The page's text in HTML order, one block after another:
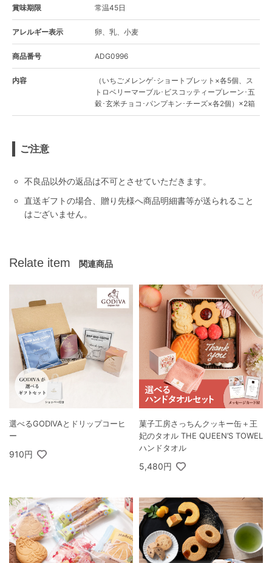
賞味期限 常温45日
アレルギー表示 卵、乳、小麦
商品番号 ADG0996
内容
（いちごメレンゲ･ショートブレット×各5個、ス
トロベリーマーブル･ビスコッティープレーン･五
穀･玄米チョコ･パンプキン･チーズ×各2個）×2箱
ご注意
不良品以外の返品は不可とさせていただきます。
直送ギフトの場合、贈り先様へ商品明細書等が送られること
はございません。
Relate item 関連商品
選べるGODIVAとドリップコーヒ
ー
910円
菓子工房さっちんクッキー缶＋王
妃のタオル THE QUEEN’S TOWEL
ハンドタオル
5,480円